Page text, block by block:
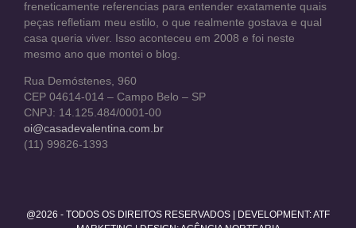
freneticamente referencias para entender exatamente quais
peças refletiam meu estilo, o que realmente gostava e qual
casa queria viver. Isso aconteceu em 2008 e foi neste
mesmo ano que montei o blog.
Rua Demóstenes, 960
CEP 04614-014 – Campo Belo – SP
CNPJ: 14.125.484/0001-00
oi@casadevalentina.com.br
(11) 99826-1393
@2026 - TODOS OS DIREITOS RESERVADOS | DEVELOPMENT:ATF